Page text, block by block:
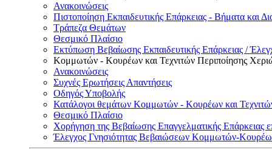
Ανακοινώσεις
Πιστοποίηση Εκπαιδευτικής Επάρκειας - Βήματα και
Τράπεζα Θεμάτων
Θεσμικό Πλαίσιο
Εκτύπωση Βεβαίωσης Εκπαιδευτικής Επάρκειας /
Κομμωτών - Κουρέων και Τεχνιτών Περιποίησης
Ανακοινώσεις
Συχνές Ερωτήσεις Απαντήσεις
Οδηγός Υποβολής
Κατάλογοι θεμάτων Κομμωτών - Κουρέων και
Θεσμικό Πλαίσιο
Χορήγηση της Βεβαίωσης Επαγγελματικής
Έλεγχος Γνησιότητας Βεβαιώσεων Κομμωτών-